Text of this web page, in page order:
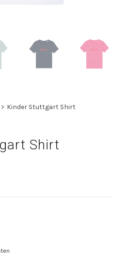
> Kinder Stuttgart Shirt
Shirt